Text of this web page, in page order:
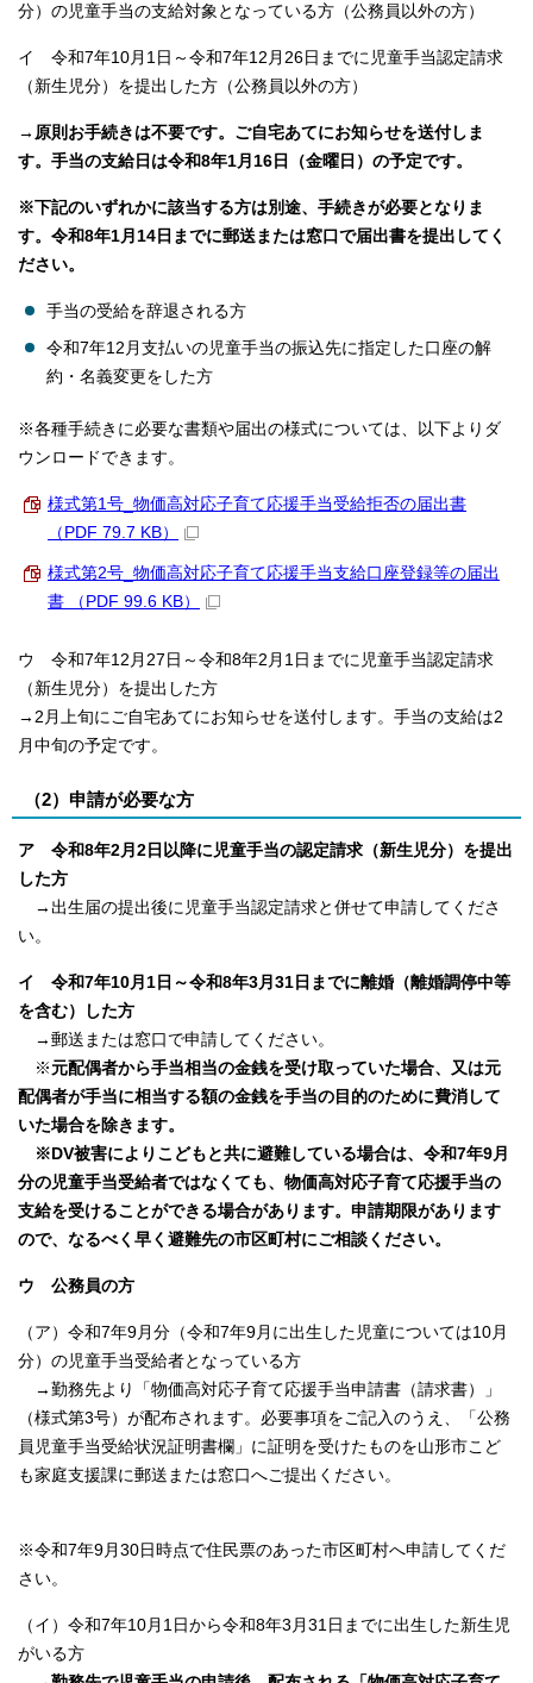
分）の児童手当の支給対象となっている方（公務員以外の方）
イ 令和7年10月1日～令和7年12月26日までに児童手当認定請求
（新生児分）を提出した方（公務員以外の方）
→原則お手続きは不要です。ご自宅あてにお知らせを送付しま
す。手当の支給日は令和8年1月16日（金曜日）の予定です。
※下記のいずれかに該当する方は別途、手続きが必要となりま
す。令和8年1月14日までに郵送または窓口で届出書を提出してく
ださい。
手当の受給を辞退される方
令和7年12月支払いの児童手当の振込先に指定した口座の解
約・名義変更をした方
※各種手続きに必要な書類や届出の様式については、以下よりダ
ウンロードできます。
様式第1号_物価高対応子育て応援手当受給拒否の届出書
（PDF 79.7 KB）
様式第2号_物価高対応子育て応援手当支給口座登録等の届出
書 （PDF 99.6 KB）
ウ 令和7年12月27日～令和8年2月1日までに児童手当認定請求
（新生児分）を提出した方
→2月上旬にご自宅あてにお知らせを送付します。手当の支給は2
月中旬の予定です。
（2）申請が必要な方
ア 令和8年2月2日以降に児童手当の認定請求（新生児分）を提出
した方
→出生届の提出後に児童手当認定請求と併せて申請してくださ
い。
イ 令和7年10月1日～令和8年3月31日までに離婚（離婚調停中等
を含む）した方
→郵送または窓口で申請してください。
※ 元配偶者から手当相当の金銭を受け取っていた場合、又は元
配偶者が手当に相当する額の金銭を手当の目的のために費消して
いた場合を除きます。
※DV被害によりこどもと共に避難している場合は、令和7年9月
分の児童手当受給者ではなくても、物価高対応子育て応援手当の
支給を受けることができる場合があります。申請期限があります
ので、なるべく早く避難先の市区町村にご相談ください。
ウ 公務員の方
（ア）令和7年9月分（令和7年9月に出生した児童については10月
分）の児童手当受給者となっている方
→勤務先より「物価高対応子育て応援手当申請書（請求書）」
（様式第3号）が配布されます。必要事項をご記入のうえ、「公務
員児童手当受給状況証明書欄」に証明を受けたものを山形市こど
も家庭支援課に郵送または窓口へご提出ください。
※令和7年9月30日時点で住民票のあった市区町村へ申請してくだ
さい。
（イ）令和7年10月1日から令和8年3月31日までに出生した新生児
がいる方